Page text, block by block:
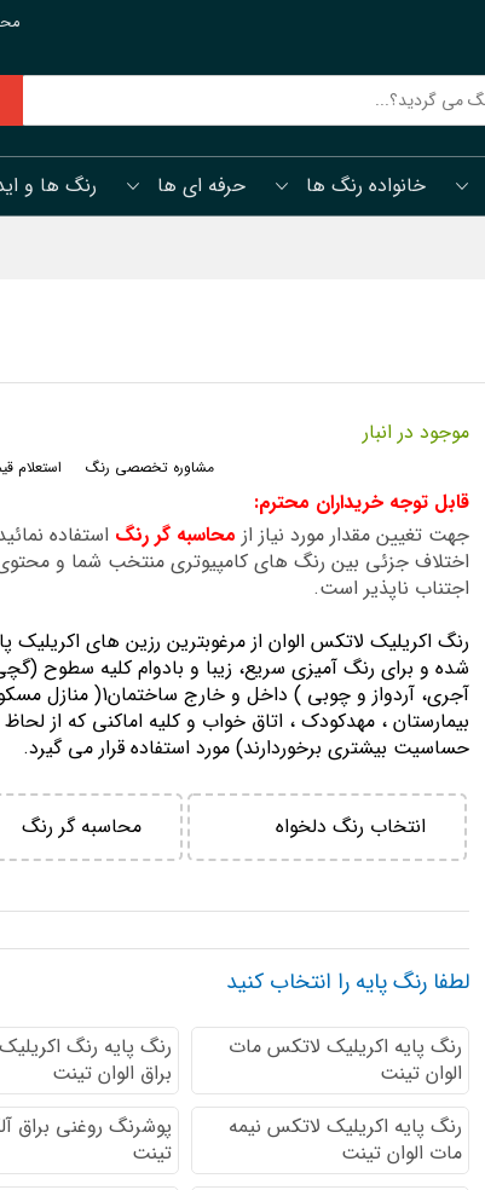
خانواده رنگ ها حرفه ای ها رنگ ها و
موجود در انبار
استعلام مشاوره تخصصی رنگ
قابل توجه خریداران محترم:
جهت تغیین مقدار مورد نیاز از محاسبه گر رنگ استفاده
اختلاف جزئی بین رنگ های کامپیوتری منتخب شما و
اجتناب ناپذیر است.
رنگ اكريليك لاتكس الوان از مرغوبترين رزين هاي اكريليك
شده و برای رنگ آمیزی سریع، زیبا و بادوام کلیه سطوح
آجری، آردواز و چوبی ) داخل و خارج
بيمارستان ، مهدكودك ، اتاق خواب و كليه اماكني كه از
حساسيت بيشتري برخوردارند) مورد استفاده قرار می گیرد.
انتخاب رنگ دلخواه محاسبه گر رنگ
لطفا رنگ پایه را انتخاب کنید
رنگ پایه اكريليك لاتكس مات
الوان تینت
رنگ پایه رنگ
براق الوان تینت
رنگ پایه اكريليك لاتكس نيمه
مات الوان تینت
پوشرنگ روغنی براق
تینت